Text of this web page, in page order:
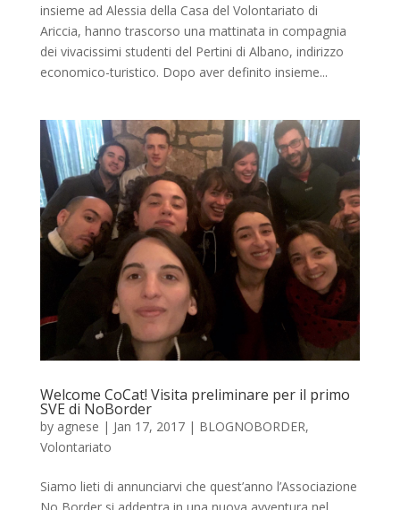
insieme ad Alessia della Casa del Volontariato di
Ariccia, hanno trascorso una mattinata in compagnia
dei vivacissimi studenti del Pertini di Albano, indirizzo
economico-turistico. Dopo aver definito insieme...
Welcome CoCat! Visita preliminare per il primo
SVE di NoBorder
by agnese | Jan 17, 2017| BLOGNOBORDER,
Volontariato
Siamo lieti di annunciarvi che quest’anno l’Associazione